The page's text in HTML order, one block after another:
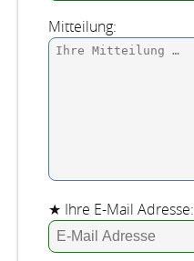
Mitteilung:
★ Ihre E-Mail Adresse: